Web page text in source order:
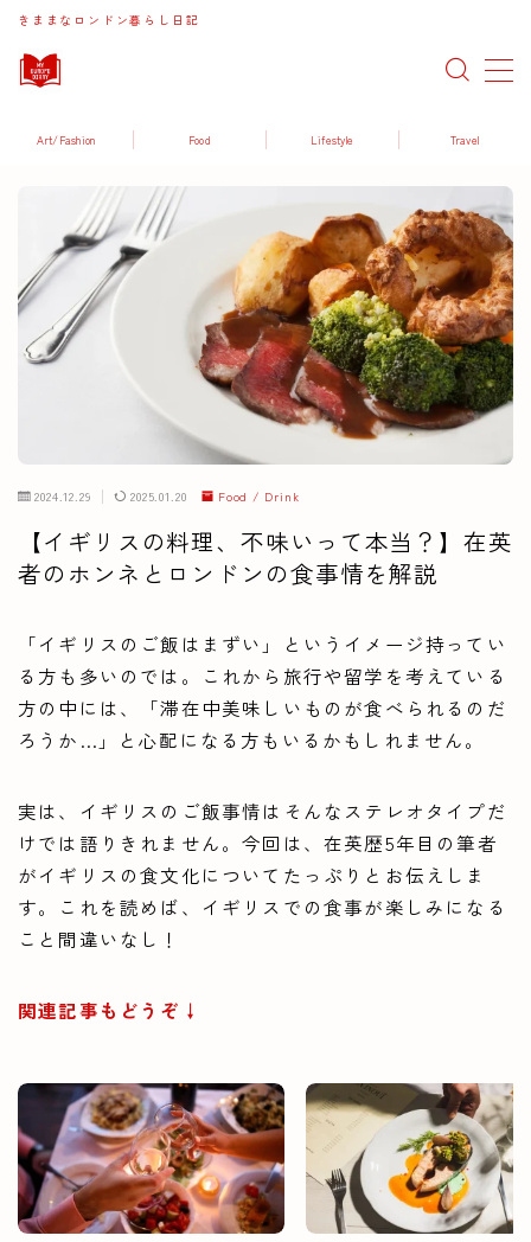
きままなロンドン暮らし日記
MENU
Food / Drink
Lifestyle
Travel
Art/Fashion Food Lifestyle Travel
2024.12.29 2025.01.20 Food / Drink
【イギリスの料理、不味いって本当？】在英
者のホンネとロンドンの食事情を解説
「イギリスのご飯はまずい」というイメージ持ってい
る方も多いのでは。これから旅行や留学を考えている
方の中には、「滞在中美味しいものが食べられるのだ
ろうか…」と心配になる方もいるかもしれません。
実は、イギリスのご飯事情はそんなステレオタイプだ
けでは語りきれません。今回は、在英歴5年目の筆者
がイギリスの食文化についてたっぷりとお伝えしま
す。これを読めば、イギリスでの食事が楽しみになる
こと間違いなし！
関連記事もどうぞ↓